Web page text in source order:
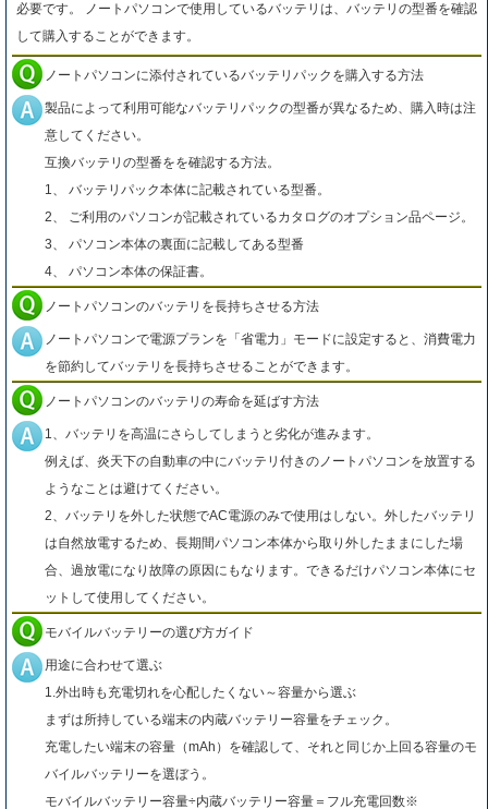
必要です。 ノートパソコンで使用しているバッテリは、バッテリの型番を確認
して購入することができます。
ノートパソコンに添付されているバッテリパックを購入する方法
製品によって利用可能なバッテリパックの型番が異なるため、購入時は注
意してください。
互換バッテリの型番をを確認する方法。
1、 バッテリパック本体に記載されている型番。
2、 ご利用のパソコンが記載されているカタログのオプション品ページ。
3、 パソコン本体の裏面に記載してある型番
4、 パソコン本体の保証書。
ノートパソコンのバッテリを長持ちさせる方法
ノートパソコンで電源プランを「省電力」モードに設定すると、消費電力
を節約してバッテリを長持ちさせることができます。
ノートパソコンのバッテリの寿命を延ばす方法
1、バッテリを高温にさらしてしまうと劣化が進みます。
例えば、炎天下の自動車の中にバッテリ付きのノートパソコンを放置する
ようなことは避けてください。
2、バッテリを外した状態でAC電源のみで使用はしない。外したバッテリ
は自然放電するため、長期間パソコン本体から取り外したままにした場
合、過放電になり故障の原因にもなります。できるだけパソコン本体にセ
ットして使用してください。
モバイルバッテリーの選び方ガイド
用途に合わせて選ぶ
1.外出時も充電切れを心配したくない～容量から選ぶ
まずは所持している端末の内蔵バッテリー容量をチェック。
充電したい端末の容量（mAh）を確認して、それと同じか上回る容量のモ
バイルバッテリーを選ぼう。
モバイルバッテリー容量÷内蔵バッテリー容量＝フル充電回数※